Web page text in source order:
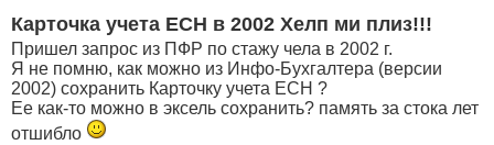
499 ₽
-15%
Отмена Оплатить
Карточка учета ЕСН в 2002 Хелп ми плиз!!!
Пришел запрос из ПФР по стажу чела в 2002 г.
Я не помню, как можно из Инфо-Бухгалтера (версии
2002) сохранить Карточку учета ЕСН ?
Ее как-то можно в эксель сохранить? память за стока лет
отшибло